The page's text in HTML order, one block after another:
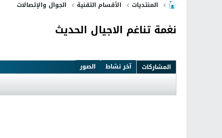
المنتديات
الأقسام التقنية الجوال والإتصالات
نغمة تناغم الاجيال الحديث
المشاركات آخر نشاط الصور